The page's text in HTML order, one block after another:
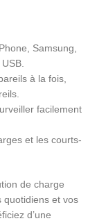
Samsung,
à la fois,
facilement
et les courts-
de charge
quotidiens et vos
d’une